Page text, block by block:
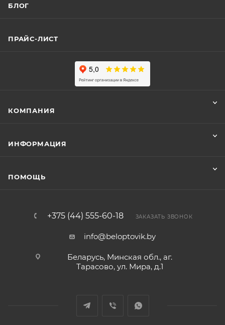
БЛОГ
ПРАЙС-ЛИСТ
КОМПАНИЯ
ИНФОРМАЦИЯ
ПОМОЩЬ
+375 (44) 555-60-18 ЗАКАЗАТЬ ЗВОНОК
info@beloptovik.by
Беларусь, Минская обл., аг.
Тарасово, ул. Мира, д.1